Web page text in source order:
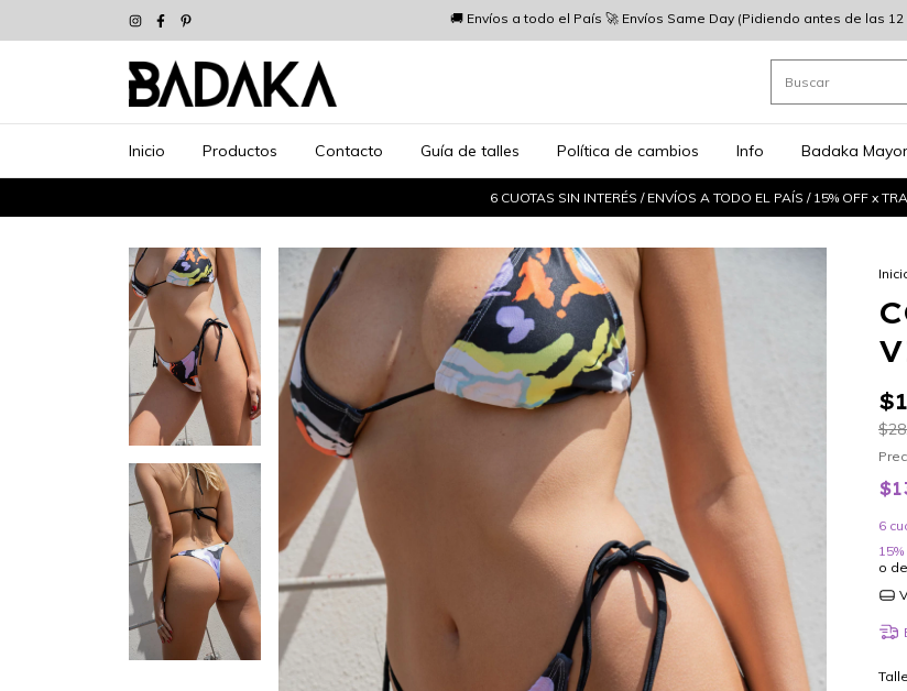
🚚 Envíos a todo el País 🚀 Envíos Same Day (Pidiendo antes de las
Inicio Productos Contacto Guía de talles Política de cambios Info Badaka
6 CUOTAS SIN INTERÉS / ENVÍOS A TODO EL PAÍS / 15% OFF x
6
o